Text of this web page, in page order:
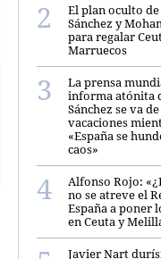
El plan oculto de
Sánchez y
para regalar
Marruecos
La prensa
informa atónita
Sánchez se va de
vacaciones
«España se
caos»
Alfonso Rojo:
no se atreve el
España a poner
en Ceuta y
Javier Nart